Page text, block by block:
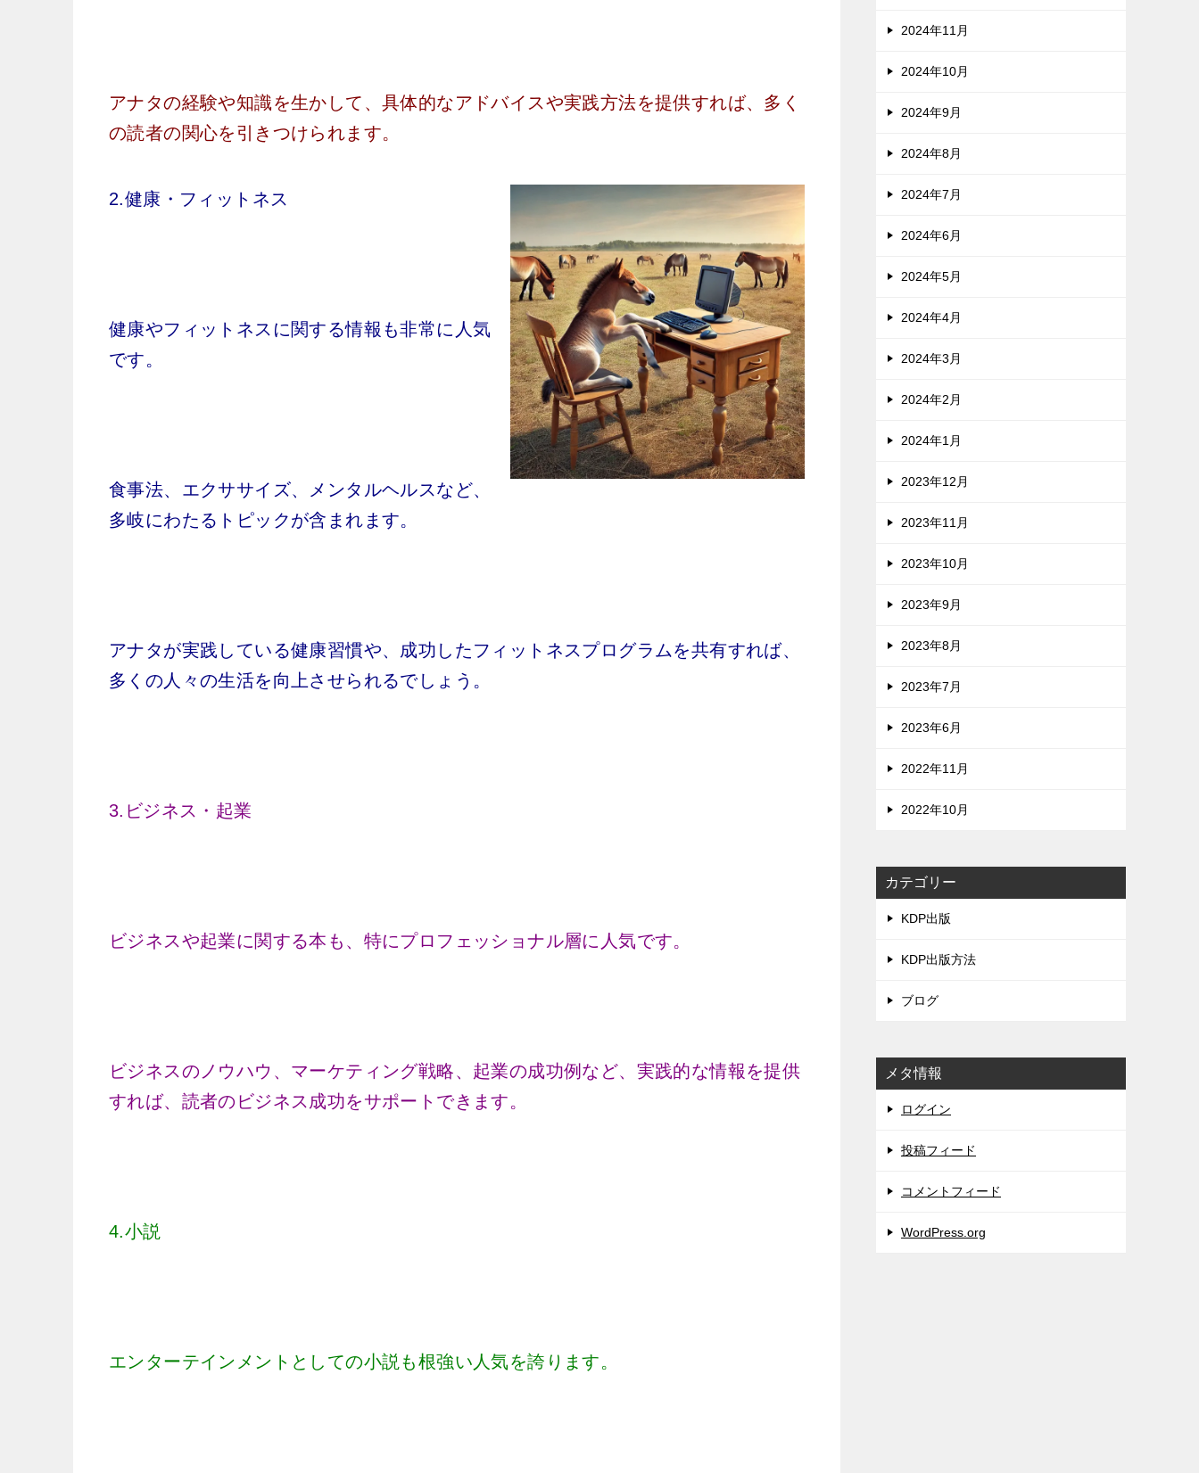
アナタの経験や知識を生かして、具体的なアドバイスや実践方法を提供すれば、多く
の読者の関心を引きつけられます。
2.健康・フィットネス
健康やフィットネスに関する情報も非常に人気
です。
食事法、エクササイズ、メンタルヘルスなど、
多岐にわたるトピックが含まれます。
アナタが実践している健康習慣や、成功したフィットネスプログラムを共有すれば、
多くの人々の生活を向上させられるでしょう。
3.ビジネス・起業
ビジネスや起業に関する本も、特にプロフェッショナル層に人気です。
ビジネスのノウハウ、マーケティング戦略、起業の成功例など、実践的な情報を提供
すれば、読者のビジネス成功をサポートできます。
4.小説
エンターテインメントとしての小説も根強い人気を誇ります。
2024年11月
2024年10月
2024年9月
2024年8月
2024年7月
2024年6月
2024年5月
2024年4月
2024年3月
2024年2月
2024年1月
2023年12月
2023年11月
2023年10月
2023年9月
2023年8月
2023年7月
2023年6月
2022年11月
2022年10月
カテゴリー
KDP出版
KDP出版方法
ブログ
メタ情報
ログイン
投稿フィード
コメントフィード
WordPress.org